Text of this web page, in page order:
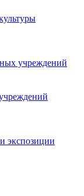
учреждений
экспозиции